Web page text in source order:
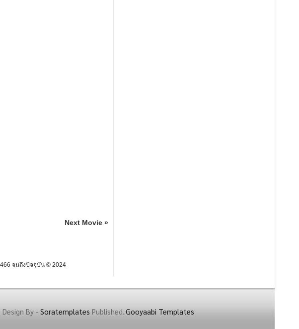
Next Movie »
จนถึงปัจจุบัน © 2024
By - Soratemplates Published..Gooyaabi Templates